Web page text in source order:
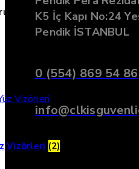
Vizörleri (2)
K5 İç Kapı No:24
Pendik İSTANBUL
0 (554) 869 54 86